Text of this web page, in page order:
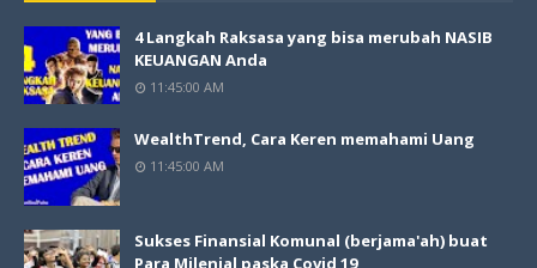
4 Langkah Raksasa yang bisa merubah NASIB
KEUANGAN Anda
11:45:00 AM
WealthTrend, Cara Keren memahami Uang
11:45:00 AM
Sukses Finansial Komunal (berjama'ah) buat
Para Milenial paska Covid 19